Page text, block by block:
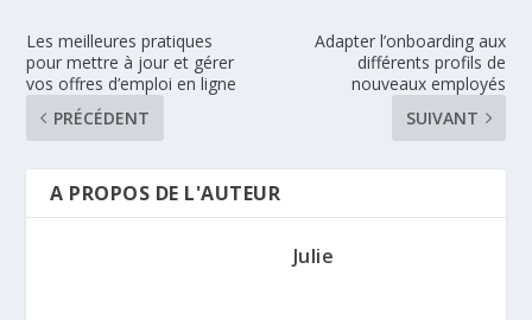
Les meilleures pratiques
pour mettre à jour et gérer
vos offres d’emploi en ligne
PRÉCÉDENT
Adapter l’onboarding aux
différents profils de
nouveaux employés
SUIVANT
A PROPOS DE L'AUTEUR
Julie